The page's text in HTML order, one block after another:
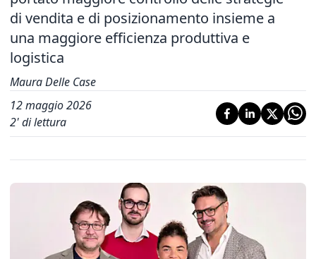
di vendita e di posizionamento insieme a
una maggiore efficienza produttiva e
logistica
Maura Delle Case
12 maggio 2026
2' di lettura